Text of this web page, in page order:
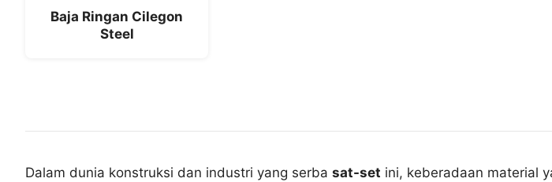
Baja Ringan Cilegon
Steel
Dalam dunia konstruksi dan industri yang serba sat-set ini, keberadaan material